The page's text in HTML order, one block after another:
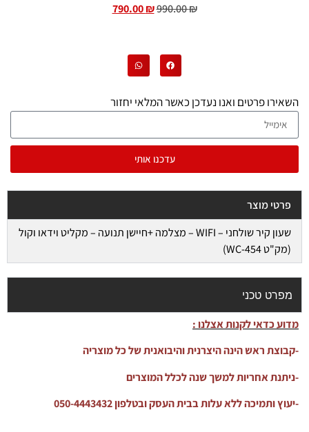
990.00₪
790.00₪
השאירו פרטים ואנו נעדכן כאשר המלאי יחזור
עדכנו אותי
פרטי מוצר
שעון קיר שולחני – WIFI – מצלמה +חיישן תנועה – מקליט וידאו וקול
(מק"ט WC-454)
מפרט טכני
מדוע כדאי לקנות אצלנו :
-קבוצת ראש הינה היצרנית והיבואנית של כל מוצריה
-ניתנת אחריות למשך שנה לכלל המוצרים
-יעוץ ותמיכה ללא עלות בבית העסק ובטלפון 050-4443432